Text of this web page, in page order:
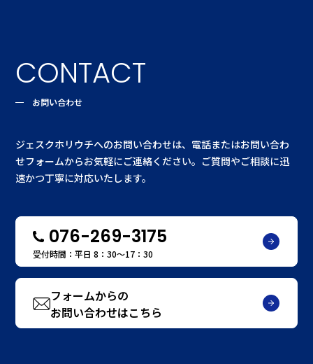
CONTACT
お問い合わせ
ジェスクホリウチへのお問い合わせは、電話またはお問い合わ
せフォームからお気軽にご連絡ください。ご質問やご相談に迅
速かつ丁寧に対応いたします。
076-269-3175
受付時間：平日 8：30〜17：30
フォームからの
お問い合わせはこちら